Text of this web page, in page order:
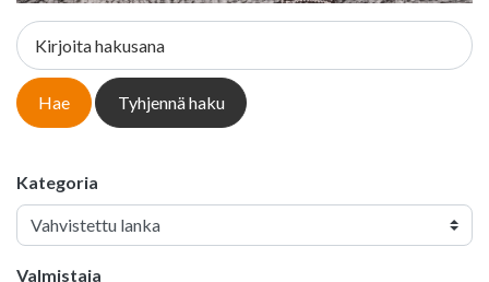
Kirjoita hakusana
Hae Tyhjennä haku
Kategoria
Valmistaja